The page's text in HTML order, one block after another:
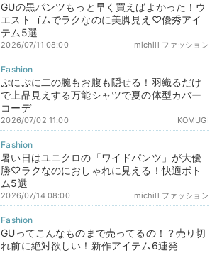
GUの黒パンツもっと早く買えばよかった！ウ
エストゴムでラクなのに美脚見え♡優秀アイ
テム5選
michill ファッション
2026/07/11 08:00
ぷにぷに二の腕もお腹も隠せる！羽織るだけ
で上品見えする万能シャツで夏の体型カバー
コーデ
KOMUGI
2026/07/02 11:00
暑い日はユニクロの「ワイドパンツ」が大優
勝♡ラクなのにおしゃれに見える！快適ボト
ム5選
michill ファッション
2026/07/14 08:00
GUってこんなものまで売ってるの！？売り切
れ前に絶対欲しい！新作アイテム6連発